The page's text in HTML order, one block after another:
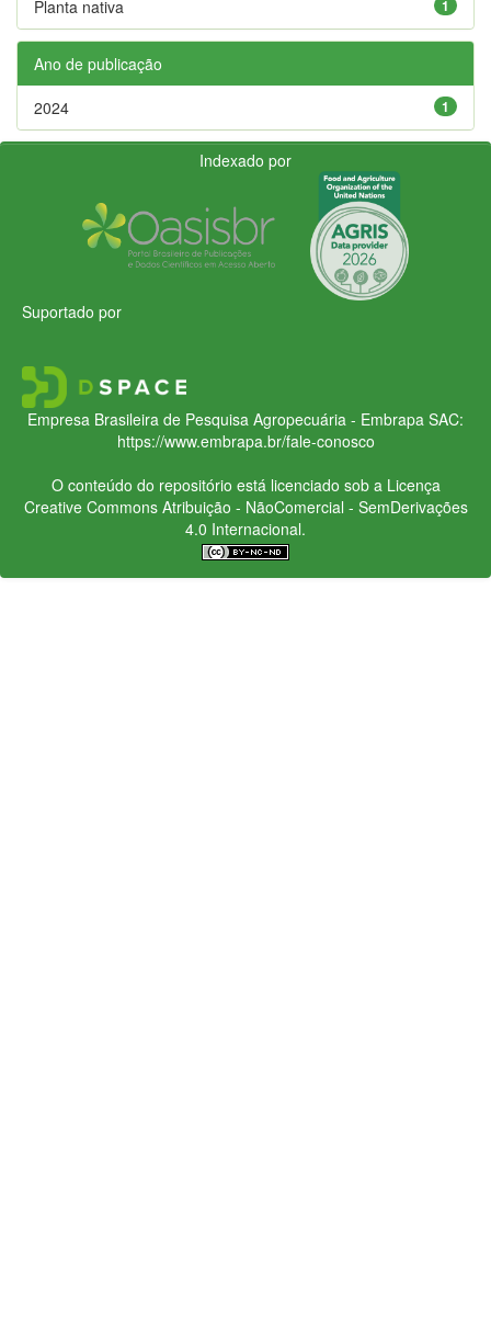
1
Planta nativa
Ano de publicação
1
2024
Indexado por
Suportado por
Empresa Brasileira de Pesquisa Agropecuária - Embrapa SAC:
https://www.embrapa.br/fale-conosco
O conteúdo do repositório está licenciado sob a Licença
Creative CommonsAtribuição - NãoComercial - SemDerivações
4.0 Internacional.